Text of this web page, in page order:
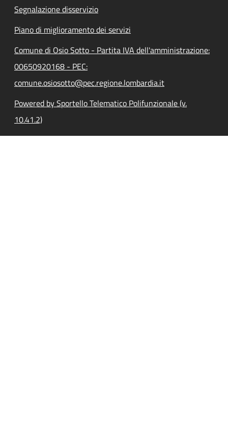
Segnalazione disservizio
Piano di miglioramento dei servizi
Comune di Osio Sotto - Partita IVA dell'amministrazione:
00650920168 - PEC:
comune.osiosotto@pec.regione.lombardia.it
Powered by Sportello Telematico Polifunzionale (v.
10.41.2)